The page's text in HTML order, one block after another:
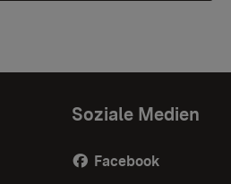
Soziale Medien
Facebook